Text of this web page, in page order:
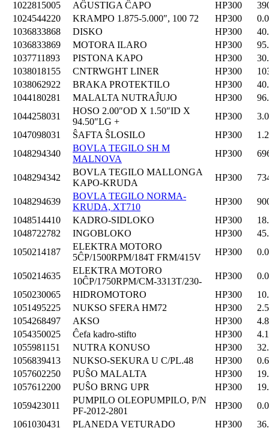
1022815005 AĜUSTIGA ĈAPO HP300
1024544220
KRAMPO 1.875-5.000″, 100 72 HP300
1036833868
DISKO HP300
1036833869
MOTORA ILARO HP300
1037711893
PISTONA KAPO HP300
1038018155
CNTRWGHT LINER HP300
1038062922
BRAKA PROTEKTILO HP300
1044180281
MALALTA NUTRAĴUJO HP300
1044258031
HOSO 2.00″OD X 1.50″ID X
94.50″LG +
HP300
1047098031
ŜAFTA ŜLOSILO HP300
1048294340
BOVLA TEGILO SH M
MALNOVA
HP300
1048294342
BOVLA TEGILO MALLONGA
KAPO-KRUDA
HP300
1048294639
BOVLA TEGILO NORMA-
KRUDA, XT710
HP300
1048514410
KADRO-SIDLOKO HP300
1048722782
INGOBLOKO HP300
1050214187
ELEKTRA MOTORO
5ĈP/1500RPM/184T FRM/415V
HP300
1050214635
ELEKTRA MOTORO
10ĈP/1750RPM/CM-3313T/230-
HP300
1050230065
HIDROMOTORO HP300
1051495225
NUKSO SFERA HM72 HP300
1054268497
AKSO HP300
1054350025
Ĉefa kadro-stifto HP300
1055981151
NUTRA KONUSO HP300
1056839413
NUKSO-SEKURA U C/PL.48 HP300
1057602250
PUŜO MALALTA HP300
1057612200
PUŜO BRNG UPR HP300
1059423011
PUMPILO OLEOPUMPILO, P/N
PF-2012-2801
HP300
1061030431
PLANEDA VETURADO HP300